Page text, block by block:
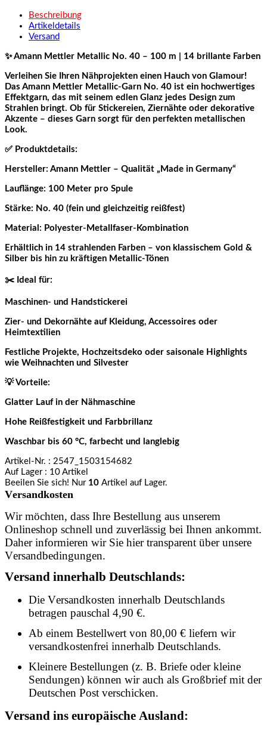
Beschreibung
Artikeldetails
Versand
✨ Amann Mettler Metallic No. 40 – 100 m | 14 brillante Farben
Verleihen Sie Ihren Nähprojekten einen Hauch von Glamour!
Das Amann Mettler Metallic-Garn No. 40 ist ein hochwertiges
Effektgarn, das mit seinem edlen Glanz jedes Design zum
Strahlen bringt. Ob für Stickereien, Ziernähte oder dekorative
Akzente – dieses Garn sorgt für den perfekten metallischen
Look.
✅ Produktdetails:
Hersteller: Amann Mettler – Qualität „Made in Germany“
Lauflänge: 100 Meter pro Spule
Stärke: No. 40 (fein und gleichzeitig reißfest)
Material: Polyester-Metallfaser-Kombination
Erhältlich in 14 strahlenden Farben – von klassischem Gold &
Silber bis hin zu kräftigen Metallic-Tönen
✂️ Ideal für:
Maschinen- und Handstickerei
Zier- und Dekornähte auf Kleidung, Accessoires oder
Heimtextilien
Festliche Projekte, Hochzeitsdeko oder saisonale Highlights
wie Weihnachten und Silvester
💡 Vorteile:
Glatter Lauf in der Nähmaschine
Hohe Reißfestigkeit und Farbbrillanz
Waschbar bis 60 °C, farbecht und langlebig
Artikel-Nr. : 2547_1503154682
Auf Lager : 10 Artikel
Beeilen Sie sich! Nur 10 Artikel auf Lager.
Versandkosten
Wir möchten, dass Ihre Bestellung aus unserem
Onlineshop schnell und zuverlässig bei Ihnen ankommt.
Daher informieren wir Sie hier transparent über unsere
Versandbedingungen.
Versand innerhalb Deutschlands:
Die Versandkosten innerhalb Deutschlands
betragen pauschal 4,90 €.
Ab einem Bestellwert von 80,00 € liefern wir
versandkostenfrei innerhalb Deutschlands.
Kleinere Bestellungen (z. B. Briefe oder kleine
Sendungen) können wir auch als Großbrief mit der
Deutschen Post verschicken.
Versand ins europäische Ausland: